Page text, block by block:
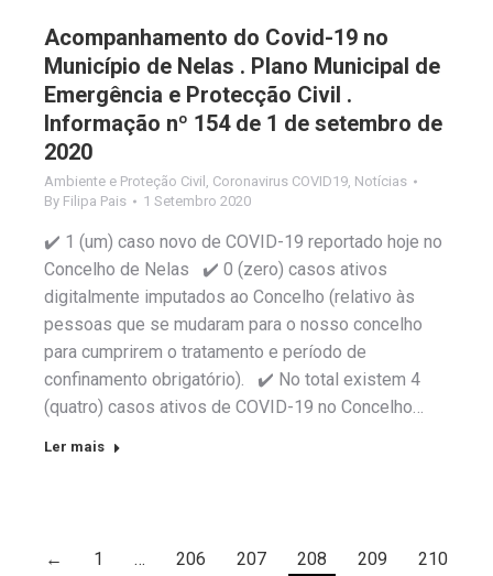
Acompanhamento do Covid-19 no
Município de Nelas . Plano Municipal de
Emergência e Protecção Civil .
Informação nº 154 de 1 de setembro de
2020
Ambiente e Proteção Civil Coronavirus COVID19 Notícias
By Filipa Pais 1 Setembro 2020
✔️ 1 (um) caso novo de COVID-19 reportado hoje no
Concelho de Nelas ✔️ 0 (zero) casos ativos
digitalmente imputados ao Concelho (relativo às
pessoas que se mudaram para o nosso concelho
para cumprirem o tratamento e período de
confinamento obrigatório). ✔️ No total existem 4
(quatro) casos ativos de COVID-19 no Concelho…
Ler mais
← 1 … 206 207 208 209
210